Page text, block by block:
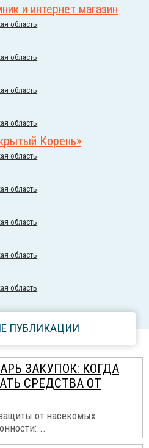
и интернет магазин
область
область
область
область
Корень»
область
область
область
область
область
ПУБЛИКАЦИИ
ЗАКУПОК: КОГДА
СРЕДСТВА ОТ
от насекомых